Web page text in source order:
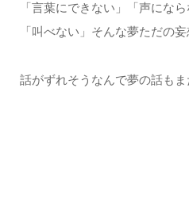
「言葉にできない」「声にな
「叫べない」そんな夢ただの
話がずれそうなんで夢の話もま